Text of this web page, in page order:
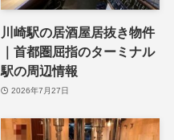
川崎駅の居酒屋居抜き物件
｜首都圏屈指のターミナル
駅の周辺情報
2026年7月27日